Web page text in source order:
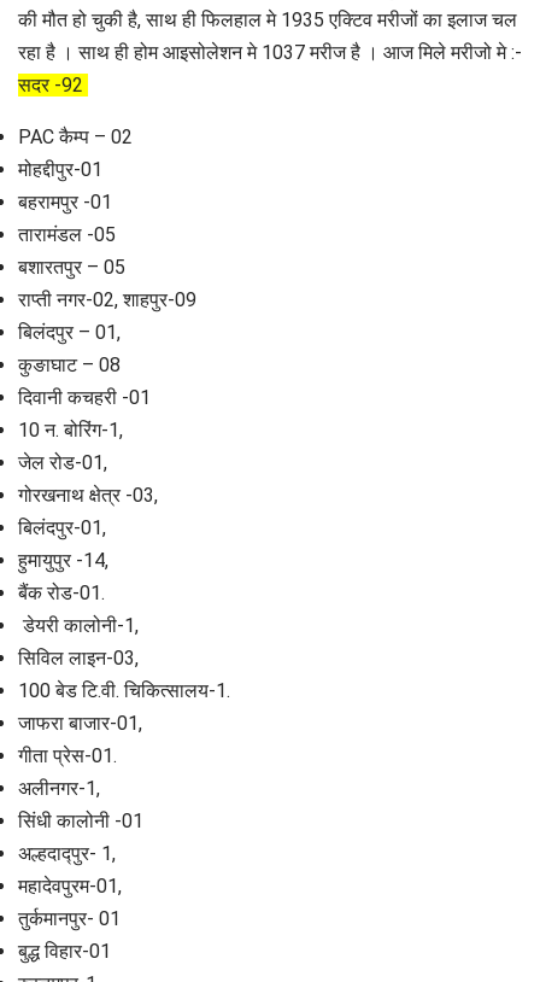
की मौत हो चुकी है, साथ ही फिलहाल मे 1935 एक्टिव मरीजों का इलाज चल
रहा है । साथ ही होम आइसोलेशन मे 1037 मरीज है । आज मिले मरीजो मे :-
सदर -92
PAC कैम्प – 02
मोहद्दीपुर-01
बहरामपुर -01
तारामंडल -05
बशारतपुर – 05
राप्ती नगर-02, शाहपुर-09
बिलंदपुर – 01,
कुङाघाट – 08
दिवानी कचहरी -01
10 न. बोरिंग-1,
जेल रोड-01,
गोरखनाथ क्षेत्र -03,
बिलंदपुर-01,
हुमायुपुर -14,
बैंक रोड-01.
डेयरी कालोनी-1,
सिविल लाइन-03,
100 बेड टि.वी. चिकित्सालय-1.
जाफरा बाजार-01,
गीता प्रेस-01.
अलीनगर-1,
सिंधी कालोनी -01
अल्हदाद्पुर- 1,
महादेवपुरम-01,
तुर्कमानपुर- 01
बुद्ध विहार-01